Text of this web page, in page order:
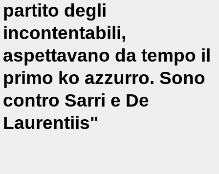
partito degli
incontentabili,
aspettavano da tempo il
primo ko azzurro. Sono
contro Sarri e De
Laurentiis"